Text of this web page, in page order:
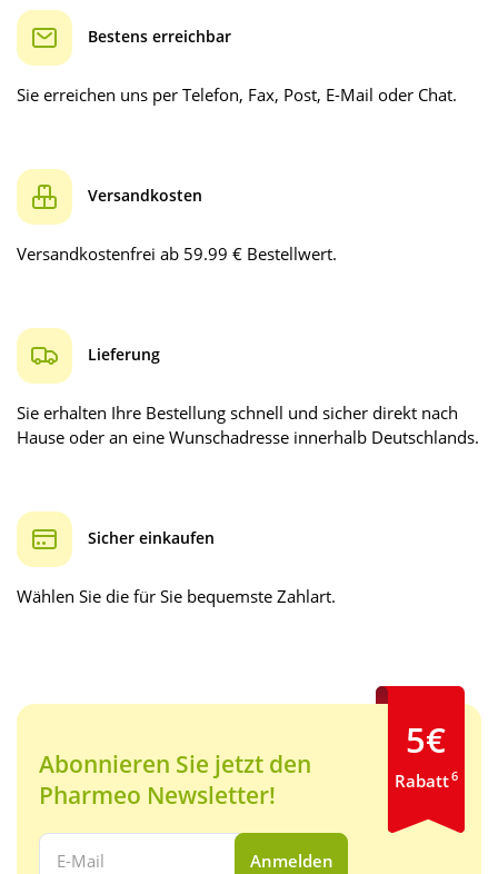
Bestens erreichbar
Sie erreichen uns per Telefon, Fax, Post, E-Mail oder Chat.
Versandkosten
Versandkostenfrei ab 59.99 € Bestellwert.
Lieferung
Sie erhalten Ihre Bestellung schnell und sicher direkt nach
Hause oder an eine Wunschadresse innerhalb Deutschlands.
Sicher einkaufen
Wählen Sie die für Sie bequemste Zahlart.
Abonnieren Sie jetzt den
Pharmeo Newsletter!
Ihre E-Mail Adresse:
Anmelden
5€
Rabatt6